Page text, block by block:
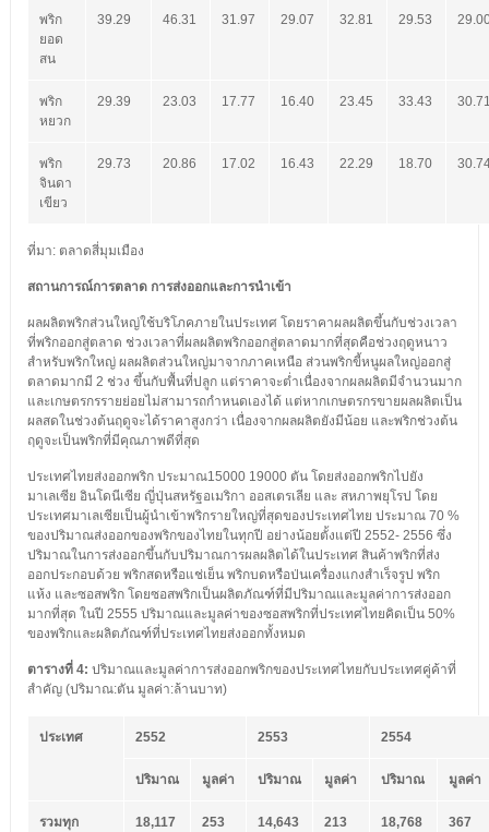
พริก
ยอด
สน
39.29 46.31 31.97 29.07 32.81 29.53
พริก
หยวก
29.39 23.03 17.77 16.40 23.45 33.43
พริก
จินดา
เขียว
29.73 20.86 17.02 16.43 22.29 18.70
ที่มา: ตลาดสี่มุมเมือง
สถานการณ์การตลาด การส่งออกและการนำเข้า
ผลผลิตพริกส่วนใหญ่ใช้บริโภคภายในประเทศ โดยราคาผลผลิตขึ้นกับช่วงเวลา
ที่พริกออกสู่ตลาด ช่วงเวลาที่ผลผลิตพริกออกสู่ตลาดมากที่สุดคือช่วงฤดูหนาว
สำหรับพริกใหญ่ ผลผลิตส่วนใหญ่มาจากภาคเหนือ ส่วนพริกขี้หนูผลใหญ่ออกสู่
ตลาดมากมี 2 ช่วง ขึ้นกับพื้นที่ปลูก แต่ราคาจะต่ำเนื่องจากผลผลิตมีจำนวนมาก
และเกษตรกรรายย่อยไม่สามารถกำหนดเองได้ แต่หากเกษตรกรขายผลผลิตเป็น
ผลสดในช่วงต้นฤดูจะได้ราคาสูงกว่า เนื่องจากผลผลิตยังมีน้อย และพริกช่วงต้น
ฤดูจะเป็นพริกที่มีคุณภาพดีที่สุด
ประเทศไทยส่งออกพริก ประมาณ15000 19000 ตัน โดยส่งออกพริกไปยัง
มาเลเซีย อินโดนีเซีย ญี่ปุ่นสหรัฐอเมริกา ออสเตรเลีย และ สหภาพยุโรป โดย
ประเทศมาเลเซียเป็นผู้นำเข้าพริกรายใหญ่ที่สุดของประเทศไทย ประมาณ 70 %
ของปริมาณส่งออกของพริกของไทยในทุกปี อย่างน้อยตั้งแต่ปี 2552- 2556 ซึ่ง
ปริมาณในการส่งออกขึ้นกับปริมาณการผลผลิตได้ในประเทศ สินค้าพริกที่ส่ง
ออกประกอบด้วย พริกสดหรือแช่เย็น พริกบดหรือป่นเครื่องแกงสำเร็จรูป พริก
แห้ง และซอสพริก โดยซอสพริกเป็นผลิตภัณฑ์ที่มีปริมาณและมูลค่าการส่งออก
มากที่สุด ในปี 2555 ปริมาณและมูลค่าของซอสพริกที่ประเทศไทยคิดเป็น 50%
ของพริกและผลิตภัณฑ์ที่ประเทศไทยส่งออกทั้งหมด
ตารางที่ 4: ปริมาณและมูลค่าการส่งออกพริกของประเทศไทยกับประเทศคู่ค้าที่
สำคัญ (ปริมาณ:ตัน มูลค่า:ล้านบาท)
ประเทศ 2552 2553 2554
ปริมาณ มูลค่า ปริมาณ มูลค่า ปริมาณ มูลค่า
รวมทุก
18,117 253 14,643 213 18,768 367